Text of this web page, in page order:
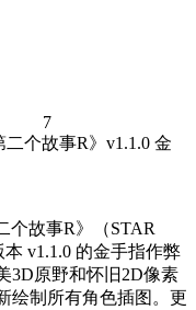
7
个故事R》（STAR
v1.1.0 的金手指作弊
3D原野和怀旧2D像素
绘制所有角色插图。更